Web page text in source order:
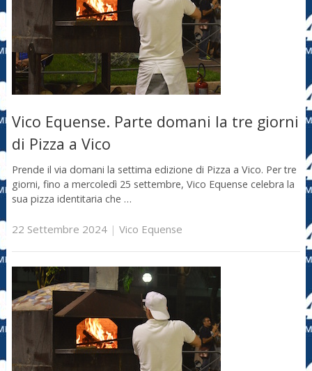
Vico Equense. Parte domani la tre giorni
di Pizza a Vico
Prende il via domani la settima edizione di Pizza a Vico. Per tre
giorni, fino a mercoledì 25 settembre, Vico Equense celebra la
sua pizza identitaria che …
22 Settembre 2024| Vico Equense